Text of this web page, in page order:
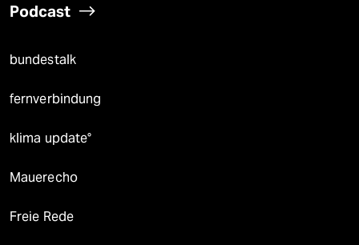
Podcast
bundestalk
fernverbindung
klima update°
Mauerecho
Freie Rede